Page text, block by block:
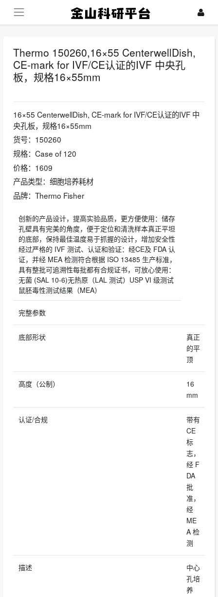
Thermo 150260,16×55 CenterwellDish,
CE-mark for IVF/CE认证的IVF 中央孔
板，规格16×55mm
16×55 CenterwellDish, CE-mark for IVF/CE认证的IVF 中
央孔板，规格16×55mm
货号：150260
规格：Case of 120
价格：1609
产品类型：细胞培养耗材
品牌：Thermo Fisher
创新的产品设计，提高实验品质，更方便使用：储存
孔壁具有完美的角度，便于定位和清洗样本真正平坦
的底部，保持最佳温度易于抓握的设计，增加安全性
经过严格的 IVF 测试、认证和验证：经CE及 FDA 认
证，并经 MEA 检测符合根据 ISO 13485 生产标准，
具有整批可追溯性每批都有合规证书，可放心使用：
无菌 (SAL 10-6)无热原（LAL 测试）USP VI 级测试
鼠胚毒性测试结果（MEA）
完整参数
底部形状
真正
的平
顶
高度（公制）
16
mm
认证/合规
带有
CE
标
志，
经 F
DA
批
准，
经
ME
A 检
测
描述
中心
孔培
养